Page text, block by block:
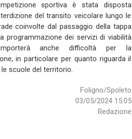
sportiva è stata disposta
del transito veicolare lungo le
coinvolte dal passaggio della tappa
programmazione dei servizi di viabilità
anche difficoltà per la
in particolare per quanto riguarda il
scuole del territorio.
Foligno/Spoleto
03/05/2024 15:05
Redazione